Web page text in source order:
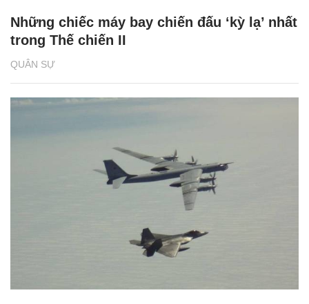
QUÂN SỰ
Những chiếc máy bay chiến đấu ‘kỳ lạ’ nhất
trong Thế chiến II